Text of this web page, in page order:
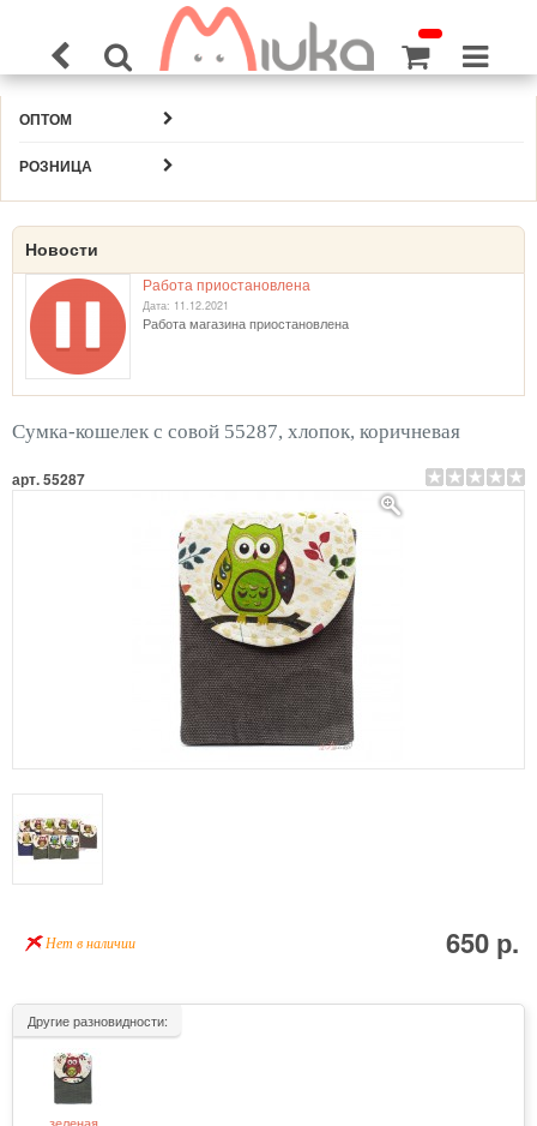
ОПТОМ
РОЗНИЦА
Новости
Работа приостановлена
Дата: 11.12.2021
Работа магазина приостановлена
Сумка-кошелек с совой 55287, хлопок, коричневая
арт. 55287
Нет в наличии 650 р.
Другие разновидности: